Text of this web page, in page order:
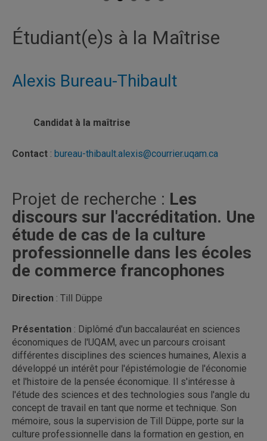
Étudiant(e)s à la Maîtrise
Alexis Bureau-Thibault
Candidat à la maîtrise
Contact : bureau-thibault.alexis@courrier.uqam.ca
Projet de recherche : Les
discours sur l'accréditation. Une
étude de cas de la culture
professionnelle dans les écoles
de commerce francophones
Direction : Till Düppe
Présentation : Diplômé d'un baccalauréat en sciences
économiques de l'UQAM, avec un parcours croisant
différentes disciplines des sciences humaines, Alexis a
développé un intérêt pour l'épistémologie de l'économie
et l'histoire de la pensée économique. Il s'intéresse à
l'étude des sciences et des technologies sous l'angle du
concept de travail en tant que norme et technique. Son
mémoire, sous la supervision de Till Düppe, porte sur la
culture professionnelle dans la formation en gestion, en